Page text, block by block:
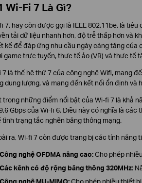
Wi-Fi 7 Là Gì?
7, hay còn được gọi là IEEE 802.11be, là
tải dữ liệu nhanh hơn, độ trễ thấp hơn và
kế để đáp ứng nhu cầu ngày càng tăng của
game trực tuyến, thực tế ảo (VR) và thực tế
7 là thế hệ thứ 7 của công nghệ Wifi, mang
dung lượng, và mang đến kết nối ổn định và
trong những điểm nổi bật của Wi-fi 7 là khả
Gbps của Wi-fi 6. Điều này có nghĩa là
tình trạng tắc nghẽn băng thông mạng.
ra, Wi-fi 7 còn được trang bị các tính năng
Công nghệ OFDMA nâng cao:Cho phép
Các kênh có độ rộng băng thông 320MHz:
Công nghệ MU-MIMO:Cho phép nhiều thiết